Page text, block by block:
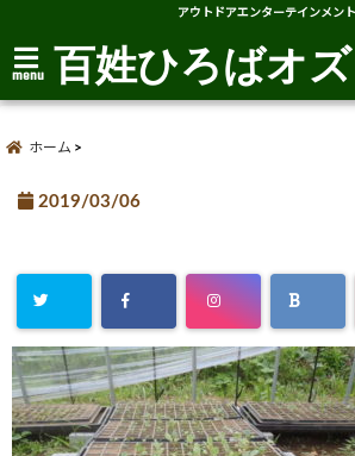
アウトドアエンターテインメント
menu 百姓ひろばオ
ホーム
2019/03/06